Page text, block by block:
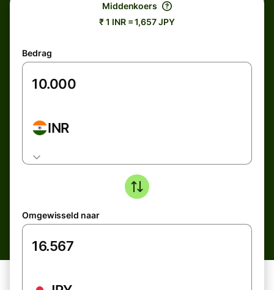
Middenkoers
₹ 1 INR = 1,657 JPY
Bedrag
INR
Omgewisseld naar